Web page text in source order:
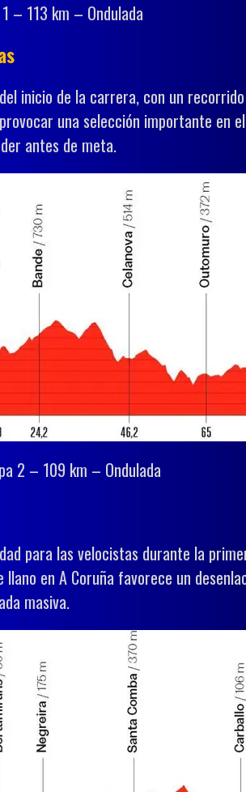
– 113 km – Ondulada
inicio de la carrera, con un
una selección importante en
antes de meta.
2 – 109 km – Ondulada
para las velocistas durante la
en A Coruña favorece un
masiva.